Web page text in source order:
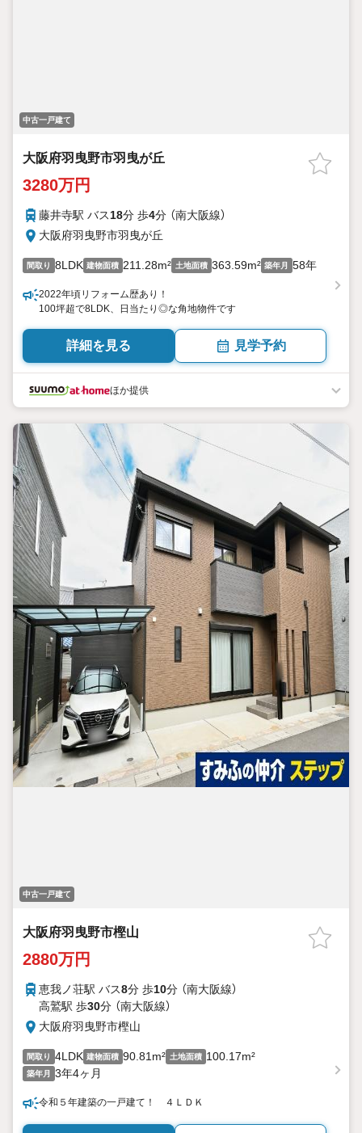
中古一戸建て
大阪府羽曳野市羽曳が丘
3280万円
藤井寺駅 バス18分 歩4分 （南大阪線）
大阪府羽曳野市羽曳が丘
間取り 8LDK 建物面積 211.28m² 土地面積 363.59m² 築年月 58年
2022年頃リフォーム歴あり！
100坪超で8LDK、日当たり◎な角地物件です
詳細を見る 見学予約
ほか提供
中古一戸建て
大阪府羽曳野市樫山
2880万円
恵我ノ荘駅 バス8分 歩10分 （南大阪線）
高鷲駅 歩30分 （南大阪線）
大阪府羽曳野市樫山
間取り 4LDK 建物面積 90.81m² 土地面積 100.17m²
築年月 3年4ヶ月
令和５年建築の一戸建て！ ４ＬＤＫ